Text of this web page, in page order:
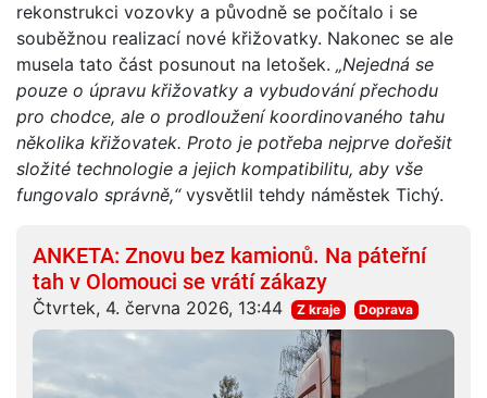
rekonstrukci vozovky a původně se počítalo i se
souběžnou realizací nové křižovatky. Nakonec se ale
musela tato část posunout na letošek. „Nejedná se
pouze o úpravu křižovatky a vybudování přechodu
pro chodce, ale o prodloužení koordinovaného tahu
několika křižovatek. Proto je potřeba nejprve dořešit
složité technologie a jejich kompatibilitu, aby vše
fungovalo správně,“vysvětlil tehdy náměstek Tichý.
ANKETA: Znovu bez kamionů. Na páteřní
tah v Olomouci se vrátí zákazy
Čtvrtek, 4. června 2026, 13:44 Z kraje Doprava